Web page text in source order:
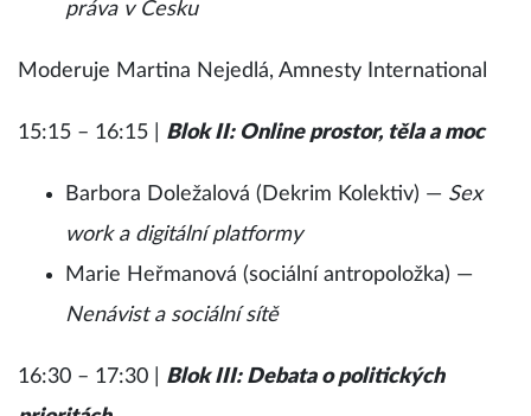
práva v Česku
Moderuje Martina Nejedlá, Amnesty International
15:15 – 16:15 | Blok II: Online prostor, těla a moc
Barbora Doležalová (Dekrim Kolektiv) — Sex
work a digitální platformy
Marie Heřmanová (sociální antropoložka) —
Nenávist a sociální sítě
16:30 – 17:30 | Blok III: Debata o politických